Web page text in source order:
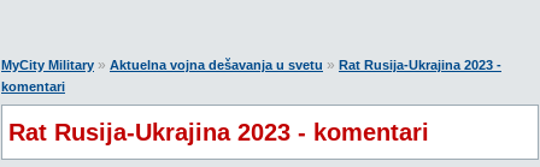
MyCity Military » Aktuelna vojna dešavanja u svetu » Rat Rusija-Ukrajina 2023 -
komentari
Rat Rusija-Ukrajina 2023 - komentari